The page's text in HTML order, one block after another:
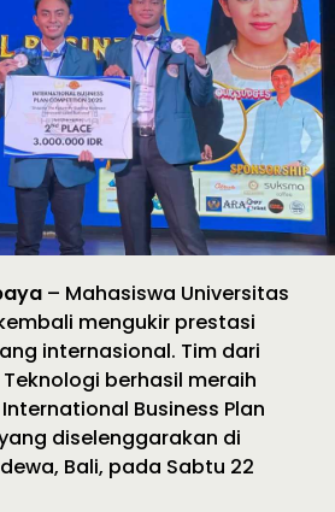
– Mahasiswa Universitas
mengukir prestasi
internasional. Tim dari
berhasil meraih
Business Plan
diselenggarakan di
Bali, pada Sabtu 22